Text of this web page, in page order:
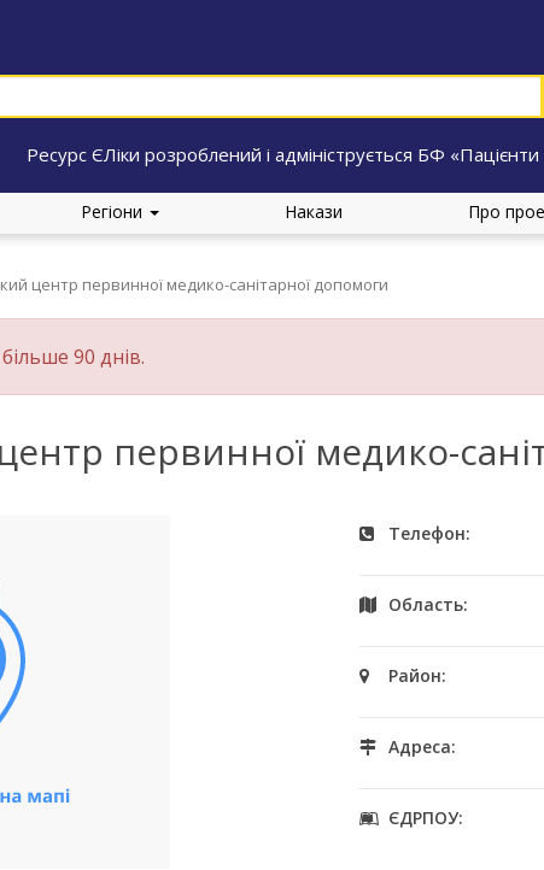
Ресурс ЄЛіки розроблений і адмініструється БФ «Пацієнти
Регіони Накази Про
центр первинної медико-санітарної допомоги
90 днів.
первинної медико-
Телефон:
Область:
Район:
Адреса:
ЄДРПОУ: